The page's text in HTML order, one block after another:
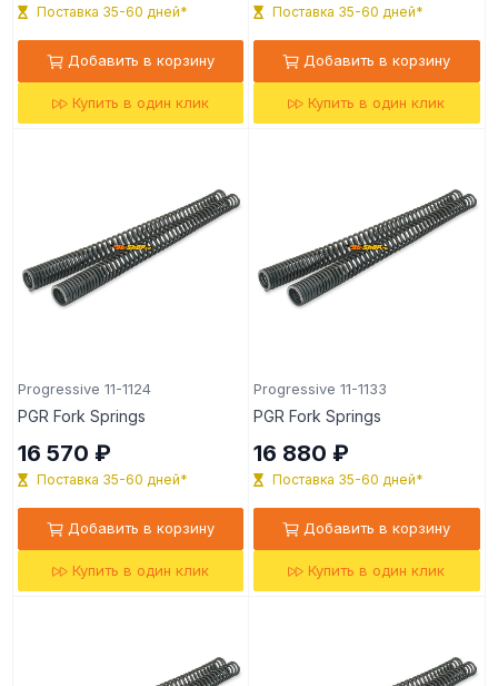
Поставка 35-60 дней*
Добавить в корзину
Купить в один клик
Поставка 35-60 дней*
Добавить в корзину
Купить в один клик
Progressive 11-1124
PGR Fork Springs
16 570 ₽
Поставка 35-60 дней*
Добавить в корзину
Купить в один клик
Progressive 11-1133
PGR Fork Springs
16 880 ₽
Поставка 35-60 дней*
Добавить в корзину
Купить в один клик